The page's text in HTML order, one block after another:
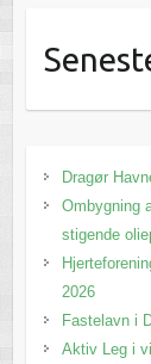
Dragør
Ombygning
stigende
2026
Fastelavn i
Aktiv Leg i